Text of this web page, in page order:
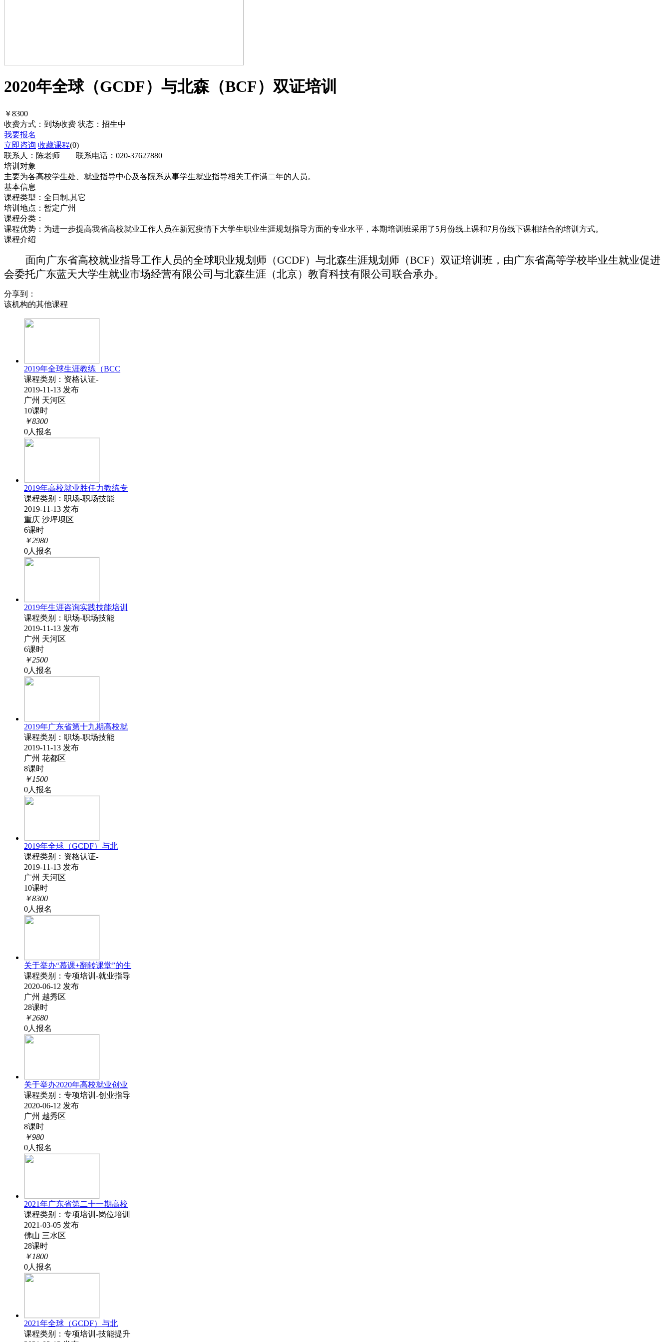
2020年全球（GCDF）与北森（BCF）双证培训
￥8300
收费方式：到场收费 状态：招生中
我要报名
立即咨询 收藏课程(0)
联系人：陈老师 联系电话：020-37627880
培训对象
主要为各高校学生处、就业指导中心及各院系从事学生就业指导相关工作满二年的人员。
基本信息
课程类型：全日制,其它
培训地点：暂定广州
课程分类：
课程优势：为进一步提高我省高校就业工作人员在新冠疫情下大学生职业生涯规划指导方面的专业水平，本期培训班采用了5月份线上课和7月份线下课相结合的培训方式。
课程介绍
面向广东省高校就业指导工作人员的全球职业规划师（GCDF）与北森生涯规划师（BCF）双证培训班，由广东省高等学校毕业生就业促进
会委托广东蓝天大学生就业市场经营有限公司与北森生涯（北京）教育科技有限公司联合承办。
分享到：
该机构的其他课程
2019年全球生涯教练（BCC
课程类别：资格认证-
2019-11-13 发布
广州 天河区
10课时
￥8300
0人报名
2019年高校就业胜任力教练专
课程类别：职场-职场技能
2019-11-13 发布
重庆 沙坪坝区
6课时
￥2980
0人报名
2019年生涯咨询实践技能培训
课程类别：职场-职场技能
2019-11-13 发布
广州 天河区
6课时
￥2500
0人报名
2019年广东省第十九期高校就
课程类别：职场-职场技能
2019-11-13 发布
广州 花都区
8课时
￥1500
0人报名
2019年全球（GCDF）与北
课程类别：资格认证-
2019-11-13 发布
广州 天河区
10课时
￥8300
0人报名
关于举办“慕课+翻转课堂”的生
课程类别：专项培训-就业指导
2020-06-12 发布
广州 越秀区
28课时
￥2680
0人报名
关于举办2020年高校就业创业
课程类别：专项培训-创业指导
2020-06-12 发布
广州 越秀区
8课时
￥980
0人报名
2021年广东省第二十一期高校
课程类别：专项培训-岗位培训
2021-03-05 发布
佛山 三水区
28课时
￥1800
0人报名
2021年全球（GCDF）与北
课程类别：专项培训-技能提升